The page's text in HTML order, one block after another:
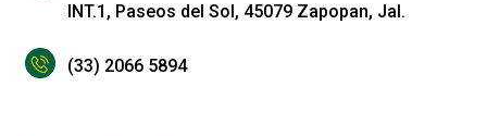
INT.1, Paseos del Sol, 45079 Zapopan, Jal.
(33) 2066 5894